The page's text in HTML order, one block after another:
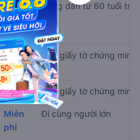
Ít
nhất
15%
Công dân từ 60 tuổi trở
30% Cần giấy tờ chứng minh
90% Cần giấy tờ chứng minh
Miễn
phí
Đi cùng người lớn